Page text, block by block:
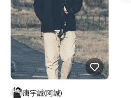
唐宇誠(阿誠)